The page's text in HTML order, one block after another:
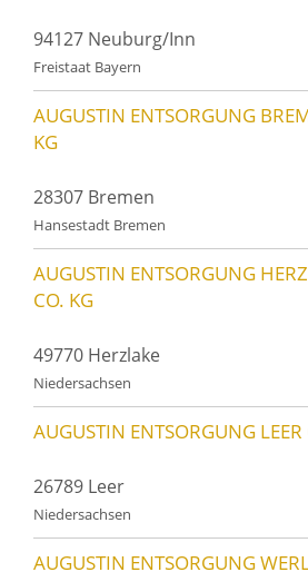
94127 Neuburg/Inn
Freistaat Bayern
AUGUSTIN ENTSORGUNG
KG
28307 Bremen
Hansestadt Bremen
AUGUSTIN ENTSORGUNG
CO. KG
49770 Herzlake
Niedersachsen
AUGUSTIN ENTSORGUNG
26789 Leer
Niedersachsen
AUGUSTIN ENTSORGUNG